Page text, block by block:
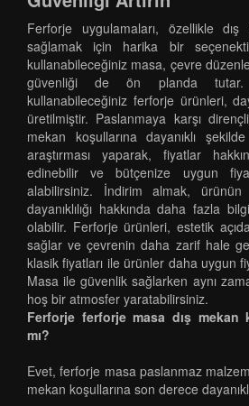
Ferforje uygulamaları, özellikle
sağlamak için harika bir
kullanabileceğiniz masa, çevre
güvenliği de ön planda tutar.
kullanabileceğiniz ferforje ürünleri,
üretilmiştir. Paslanmaya karşı
mekan koşullarına dayanıklı
araştırması yaparak, fiyatlar
edinebilir ve bütçenize uygun
alabilirsiniz. İndirim almak,
dayanıklılığı hakkında daha fazla
olabilir. Ferforje ürünleri, estetik
sağlar ve çevrenin daha zarif hale
klasik fiyatları ile ürünler daha uygun
Masa ile güvenlik sağlarken aynı
hoş bir atmosfer yaratabilirsiniz.
Ferforje ferforje masa dış mekan
mı?
Evet, ferforje masa paslanmaz
mekan koşullarına son derece